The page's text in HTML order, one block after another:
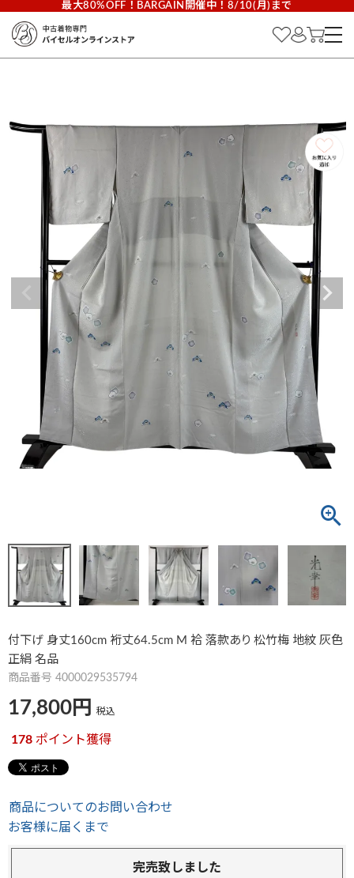
最大80%OFF！BARGAIN開催中！8/10(月)まで
付下げ 身丈160cm 裄丈64.5cm M 袷 落款あり 松竹梅 地紋 灰色
正絹 名品
商品番号 4000029535794
17,800 税込
178 ポイント獲得
商品についてのお問い合わせ
お客様に届くまで
完売致しました